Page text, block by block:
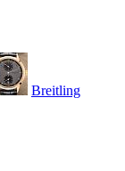
Breitling